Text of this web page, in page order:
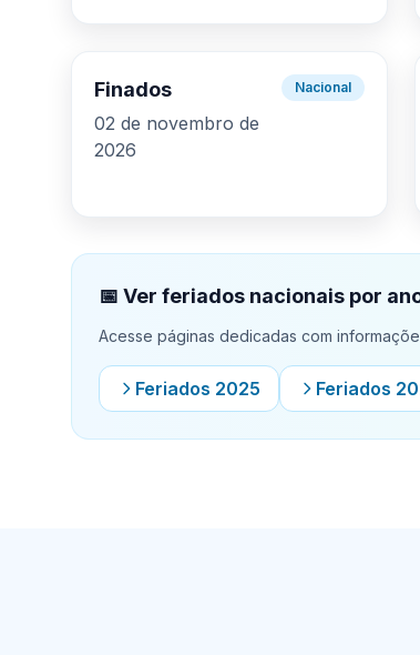
Finados
02 de novembro de
2026
Nacional
📅 Ver feriados nacionais por
Acesse páginas dedicadas com
Feriados 2025 Feriados